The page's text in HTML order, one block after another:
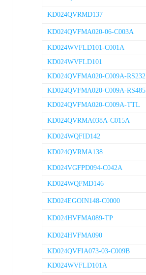
KD024QVRMD137
KD024QVFMA020-06-C003A
KD024WVFLD101-C001A
KD024WVFLD101
KD024QVFMA020-C009A-RS232
KD024QVFMA020-C009A-RS485
KD024QVFMA020-C009A-TTL
KD024QVRMA038A-C015A
KD024WQFID142
KD024QVRMA138
KD024VGFPD094-C042A
KD024WQFMD146
KD024EGOIN148-C0000
KD024HVFMA089-TP
KD024HVFMA090
KD024QVFIA073-03-C009B
KD024WVFLD101A